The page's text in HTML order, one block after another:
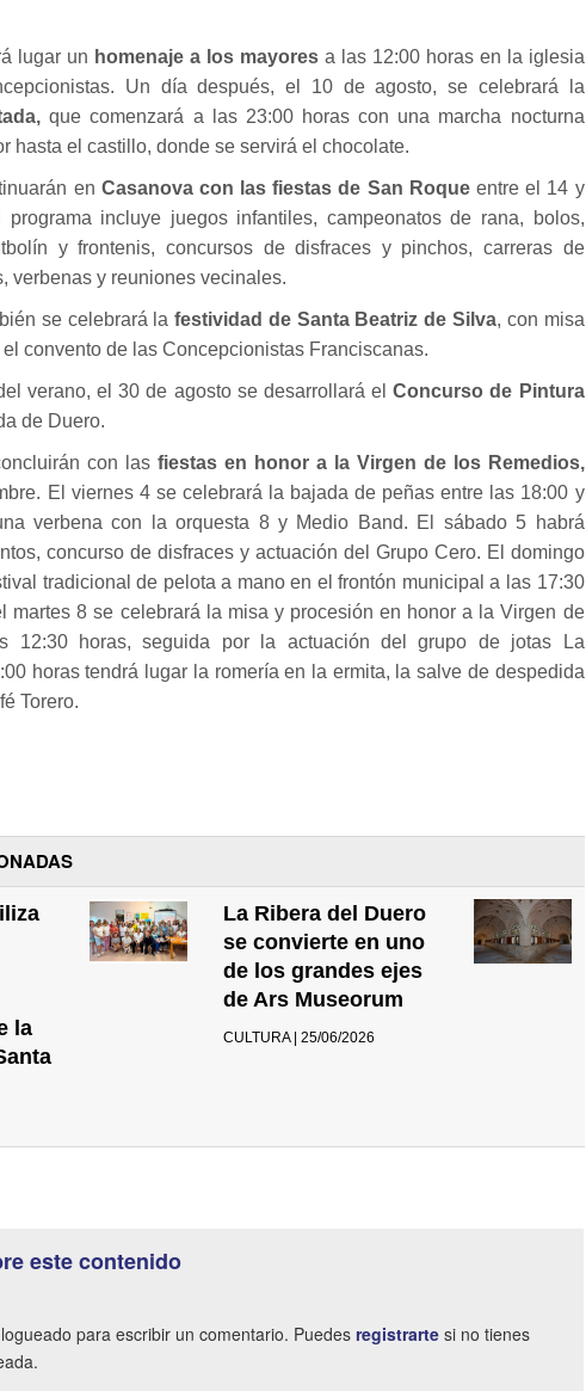
lugar un homenaje a los mayoresa las 12:00 horas en la iglesia
Un día después, el 10 de agosto, se celebrará la
que comenzará a las 23:00 horas con una marcha nocturna
hasta el castillo, donde se servirá el chocolate.
en Casanova con las fiestas de San Roqueentre el 14 y
incluye juegos infantiles, campeonatos de rana, bolos,
y frontenis, concursos de disfraces y pinchos, carreras de
verbenas y reuniones vecinales.
se celebrará lafestividad de Santa Beatriz de Silva, con misa
convento de las Concepcionistas Franciscanas.
verano, el 30 de agosto se desarrollará elConcurso de Pintura
de Duero.
con las fiestas en honor a la Virgen de los Remedios,
El viernes 4 se celebrará la bajada de peñas entre las 18:00 y
verbena con la orquesta 8 y Medio Band. El sábado 5 habrá
concurso de disfraces y actuación del Grupo Cero. El domingo
tradicional de pelota a mano en el frontón municipal a las 17:30
martes 8 se celebrará la misa y procesión en honor a la Virgen de
12:30 horas, seguida por la actuación del grupo de jotas La
horas tendrá lugar la romería en la ermita, la salve de despedida
Torero.
la
La Ribera del Duero
se convierte en uno
de los grandes ejes
de Ars Museorum
CULTURA | 25/06/2026
este contenido
para escribir un comentario. Puedes registrarte si no tienes